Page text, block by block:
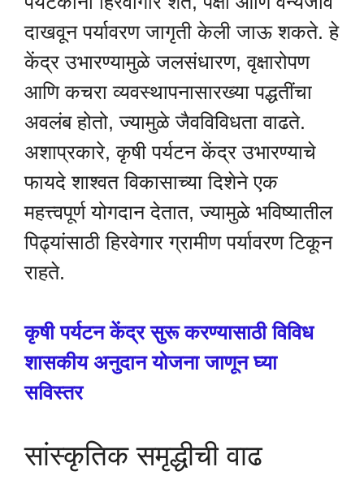
दाखवून पर्यावरण जागृती केली जाऊ शकते. हे
केंद्र उभारण्यामुळे जलसंधारण, वृक्षारोपण
आणि कचरा व्यवस्थापनासारख्या पद्धतींचा
अवलंब होतो, ज्यामुळे जैवविविधता वाढते.
अशाप्रकारे, कृषी पर्यटन केंद्र उभारण्याचे
फायदे शाश्वत विकासाच्या दिशेने एक
महत्त्वपूर्ण योगदान देतात, ज्यामुळे भविष्यातील
पिढ्यांसाठी हिरवेगार ग्रामीण पर्यावरण टिकून
राहते.
कृषी पर्यटन केंद्र सुरू करण्यासाठी विविध
शासकीय अनुदान योजना जाणून घ्या
सविस्तर
सांस्कृतिक समृद्धीची वाढ